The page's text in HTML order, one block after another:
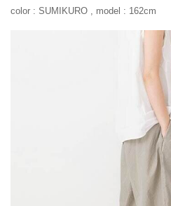
color : SUMIKURO , model : 162cm